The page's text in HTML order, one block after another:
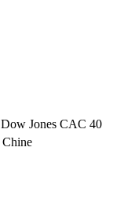
Dow Jones CAC 40
Chine